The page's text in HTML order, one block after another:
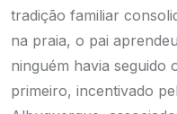
tradição familiar
na praia, o pai
ninguém havia seguido
primeiro, incentivado